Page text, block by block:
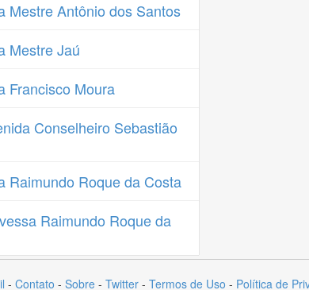
Mestre Antônio dos Santos
Mestre Jaú
Francisco Moura
Conselheiro Sebastião
Raimundo Roque da Costa
Raimundo Roque da
- Contato - Sobre - Twitter - Termos de Uso - Política de